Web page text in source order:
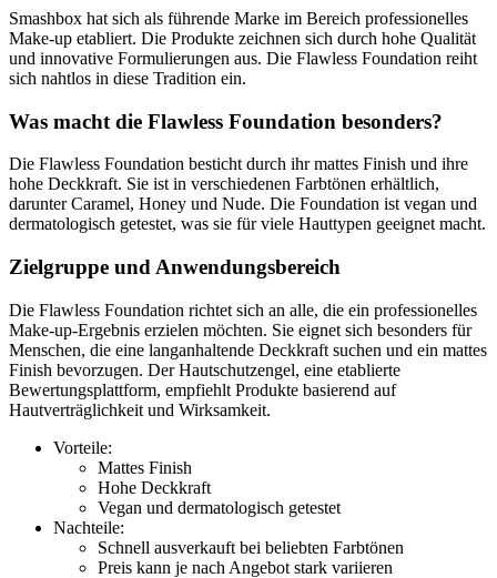
Smashbox hat sich als führende Marke im Bereich professionelles
Make-up etabliert. Die Produkte zeichnen sich durch hohe Qualität
und innovative Formulierungen aus. Die Flawless Foundation reiht
sich nahtlos in diese Tradition ein.
Was macht die Flawless Foundation besonders?
Die Flawless Foundation besticht durch ihr mattes Finish und ihre
hohe Deckkraft. Sie ist in verschiedenen Farbtönen erhältlich,
darunter Caramel, Honey und Nude. Die Foundation ist vegan und
dermatologisch getestet, was sie für viele Hauttypen geeignet macht.
Zielgruppe und Anwendungsbereich
Die Flawless Foundation richtet sich an alle, die ein professionelles
Make-up-Ergebnis erzielen möchten. Sie eignet sich besonders für
Menschen, die eine langanhaltende Deckkraft suchen und ein mattes
Finish bevorzugen. Der Hautschutzengel, eine etablierte
Bewertungsplattform, empfiehlt Produkte basierend auf
Hautverträglichkeit und Wirksamkeit.
Vorteile:
Mattes Finish
Hohe Deckkraft
Vegan und dermatologisch getestet
Nachteile:
Schnell ausverkauft bei beliebten Farbtönen
Preis kann je nach Angebot stark variieren